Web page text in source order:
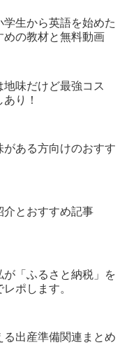
学生から英語を始めた
めの教材と無料動画
味だけど最強コス
り！
がある方向けのおすす
介とおすすめ記事
が「ふるさと納税」を
ポします。
る出産準備関連まとめ